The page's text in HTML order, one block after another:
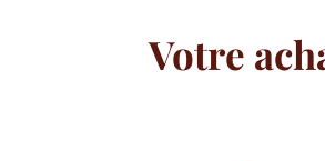
Votre